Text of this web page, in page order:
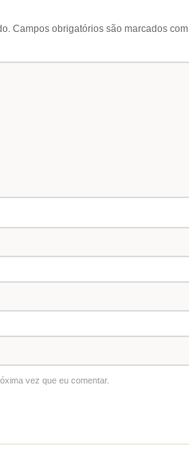
Campos obrigatórios são marcados com
vez que eu comentar.